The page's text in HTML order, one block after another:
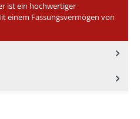
ist ein hochwertiger
einem Fassungsvermögen von